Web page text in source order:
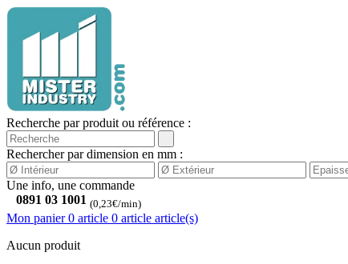
Recherche par produit ou référence :
Rechercher par dimension en mm :
Une info, une commande
0891 03 1001 (0,23€/min)
Mon panier 0 article 0 article article(s)
Aucun produit